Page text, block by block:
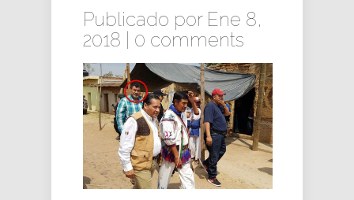
Publicado por Ene 8,
2018 | 0 comments